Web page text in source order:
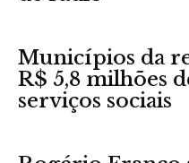
Municípios da
R$ 5,8 milhões
serviços sociais